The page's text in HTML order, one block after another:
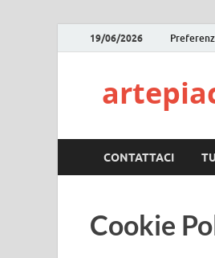
19/06/2026
CONTATTACI
Cookie